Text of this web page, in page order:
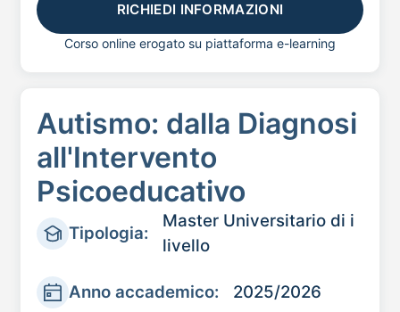
RICHIEDI INFORMAZIONI
Corso online erogato su piattaforma e-learning
Autismo: dalla Diagnosi
all'Intervento
Psicoeducativo
Tipologia:
Master Universitario di i
livello
Anno accademico: 2025/2026